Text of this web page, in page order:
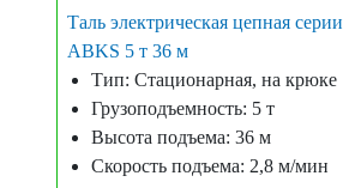
Таль электрическая цепная серии
ABKS 5 т 36 м
Тип: Стационарная, на крюке
Грузоподъемность: 5 т
Высота подъема: 36 м
Скорость подъема: 2,8 м/мин